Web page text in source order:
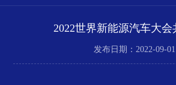
2022世界新能源汽车大会
发布日期：2022-09-01